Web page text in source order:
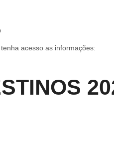
acesso as informações: